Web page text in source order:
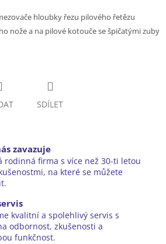
hloubky řezu pilového řetězu
nože a na pilové kotouče se špičatými zuby
SDÍLET
zavazuje
rodinná firma s více než 30-ti letou
na které se můžete
kvalitní a spolehlivý servis s
odbornost, zkušenosti a
funkčnost.